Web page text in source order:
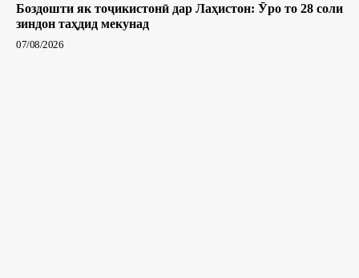
Боздошти як тоҷикистонӣ дар Лаҳистон: Ӯро то 28 соли
зиндон таҳдид мекунад
07/08/2026